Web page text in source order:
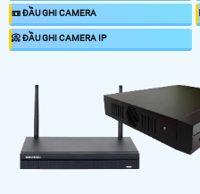
📼 ĐẦU GHI CAMERA
📀 ĐẦU GHI CAMERA IP